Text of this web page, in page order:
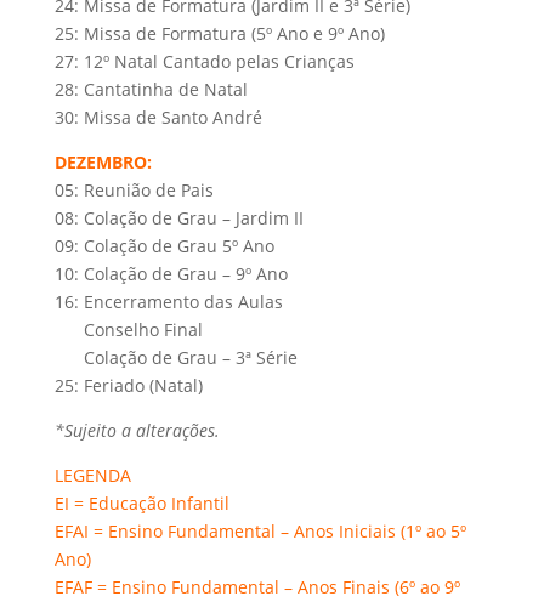
24: Missa de Formatura (Jardim II e 3ª Série)
25: Missa de Formatura (5º Ano e 9º Ano)
27: 12º Natal Cantado pelas Crianças
28: Cantatinha de Natal
30: Missa de Santo André
DEZEMBRO:
05: Reunião de Pais
08: Colação de Grau – Jardim II
09: Colação de Grau 5º Ano
10: Colação de Grau – 9º Ano
16: Encerramento das Aulas
Conselho Final
Colação de Grau – 3ª Série
25: Feriado (Natal)
*Sujeito a alterações.
LEGENDA
EI = Educação Infantil
EFAI = Ensino Fundamental – Anos Iniciais (1º ao 5º
Ano)
EFAF = Ensino Fundamental – Anos Finais (6º ao 9º